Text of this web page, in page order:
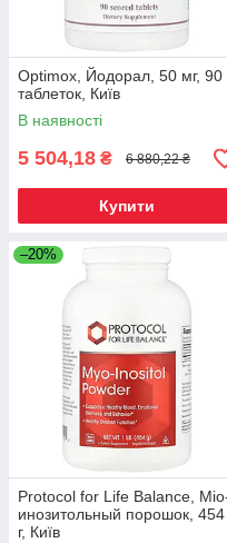
Optimox, Йодорал, 50 мг, 90
таблеток, Київ
В наявності
5 504,18 ₴ 6 880,22 ₴
Купити
–20%
Protocol for Life Balance,
инозитольный порошок, 454
г, Київ